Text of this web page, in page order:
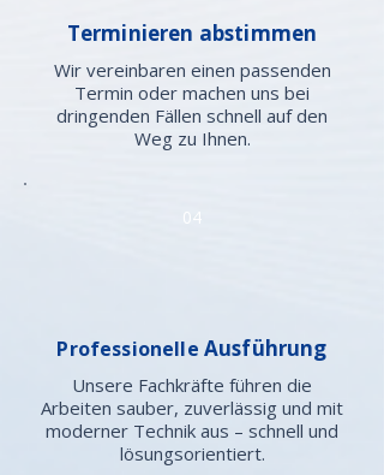
Terminieren abstimmen
Wir vereinbaren einen passenden
Termin oder machen uns bei
dringenden Fällen schnell auf den
Weg zu Ihnen.
04
Professionelle Ausführung
Unsere Fachkräfte führen die
Arbeiten sauber, zuverlässig und mit
moderner Technik aus – schnell und
lösungsorientiert.